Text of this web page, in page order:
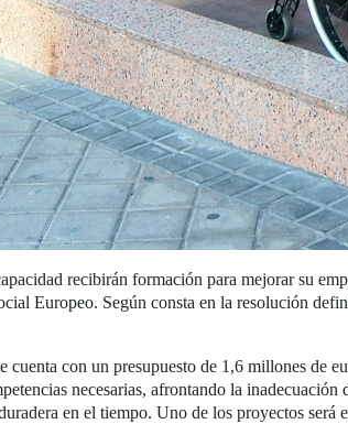
recibirán formación para mejorar su
Europeo. Según consta en la resolución
con un presupuesto de 1,6 millones de
necesarias, afrontando la
en el tiempo. Uno de los proyectos será